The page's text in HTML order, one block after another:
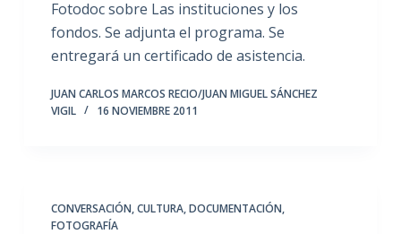
Fotodoc sobre Las instituciones y los
fondos. Se adjunta el programa. Se
entregará un certificado de asistencia.
JUAN CARLOS MARCOS RECIO/JUAN MIGUEL SÁNCHEZ
VIGIL
16 NOVIEMBRE 2011
CONVERSACIÓN,CULTURA,DOCUMENTACIÓN,
FOTOGRAFÍA